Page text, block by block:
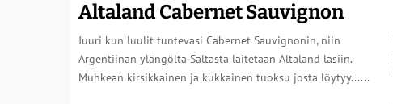
Altaland Cabernet Sauvignon
Juuri kun luulit tuntevasi Cabernet Sauvignonin, niin
Argentiinan ylängölta Saltasta laitetaan Altaland lasiin.
Muhkean kirsikkainen ja kukkainen tuoksu josta löytyy......